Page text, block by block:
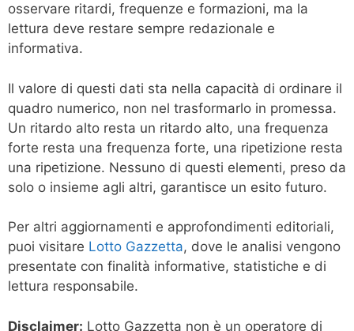
osservare ritardi, frequenze e formazioni, ma la
lettura deve restare sempre redazionale e
informativa.
Il valore di questi dati sta nella capacità di ordinare il
quadro numerico, non nel trasformarlo in promessa.
Un ritardo alto resta un ritardo alto, una frequenza
forte resta una frequenza forte, una ripetizione resta
una ripetizione. Nessuno di questi elementi, preso da
solo o insieme agli altri, garantisce un esito futuro.
Per altri aggiornamenti e approfondimenti editoriali,
puoi visitare Lotto Gazzetta, dove le analisi vengono
presentate con finalità informative, statistiche e di
lettura responsabile.
Disclaimer: Lotto Gazzetta non è un operatore di